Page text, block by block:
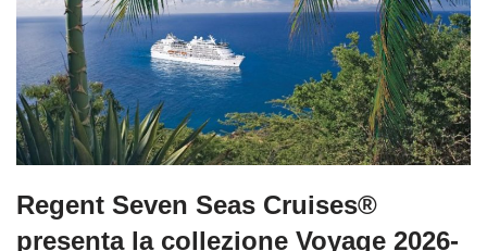
Regent Seven Seas Cruises®
presenta la collezione Voyage 2026-